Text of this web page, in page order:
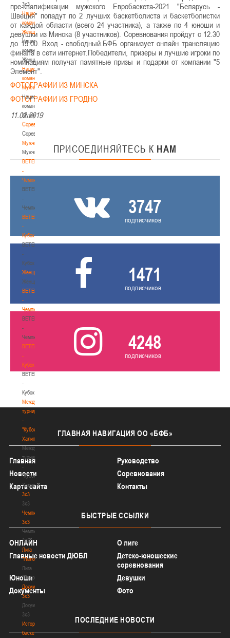
3х3
Национальная
команда.
Женщины
Национальная
команда.
Женщины
Национальная
команда.
Мужчины
Национальная
команда.
Мужчины
Соревнования
Соревнования
Мужчины
Мужчины
BETERA
-
Чемпионат
BETERA
-
Чемпионат
BETERA
-
Кубок
BETERA
-
Кубок
Женщины
Женщины
BETERA
-
Чемпионат
BETERA
-
Чемпионат
BETERA
-
Кубок
BETERA
-
Кубок
Международный
турнир
-
"Кубок
Халипского"
Международный
турнир
-
"Кубок
Халипского"
3x3
3x3
Чемпионат
3х3
Чемпионат
3х3
Лига
"Палова"
Лига
"Палова"
Документы
3х3
Документы
3х3
История
баскетбола
пре-квалификации мужского Евробаскета-2021 "Беларусь -
Швеция" попадут по 2 лучших баскетболиста и баскетболистки
от каждой области (всего 24 участника), а также по 4 юноши и
девушки из Минска (8 участников). Соревнования пройдут с 12.30
до 15.00. Вход - свободный.БФБ организует онлайн трансляцию
финала в сети интернет.Победители, призеры и лучшие игроки по
номинациям получат памятные призы и подарки от компании "5
Элемент".
ФОТОГРАФИИ ИЗ МИНСКА
ФОТОГРАФИИ ИЗ ГРОДНО
11.02.2019
ПРИСОЕДИНЯЙТЕСЬ К НАМ
3747
подписчиков
1471
подписчиков
4248
подписчиков
ГЛАВНАЯ НАВИГАЦИЯ ОО «БФБ»
Главная
Руководство
Новости
Соревнования
Карта сайта
Контакты
БЫСТРЫЕ ССЫЛКИ
ОНЛАЙН
О лиге
Главные новости ДЮБЛ
Детско-юношеские
соревнования
Юноши
Девушки
Документы
Фото
ПОСЛЕДНИЕ НОВОСТИ